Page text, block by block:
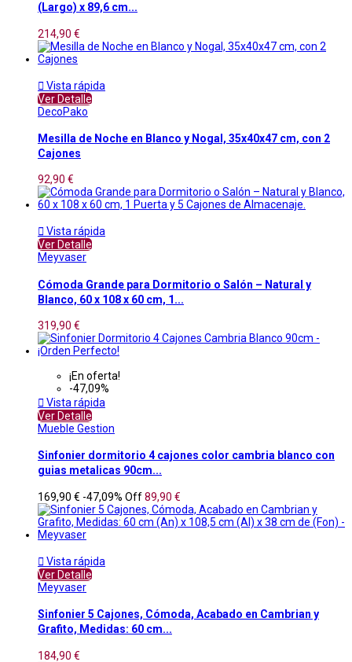
(Largo) x 89,6 cm...
214,90 €
 Vista rápida
Ver Detalle
DecoPako
Mesilla de Noche en Blanco y Nogal, 35x40x47 cm, con 2
Cajones
92,90 €
 Vista rápida
Ver Detalle
Meyvaser
Cómoda Grande para Dormitorio o Salón – Natural y
Blanco, 60 x 108 x 60 cm, 1...
319,90 €
¡En oferta!
-47,09%
 Vista rápida
Ver Detalle
Mueble Gestion
Sinfonier dormitorio 4 cajones color cambria blanco con
guias metalicas 90cm...
169,90 € -47,09% Off89,90 €
 Vista rápida
Ver Detalle
Meyvaser
Sinfonier 5 Cajones, Cómoda, Acabado en Cambrian y
Grafito, Medidas: 60 cm...
184,90 €